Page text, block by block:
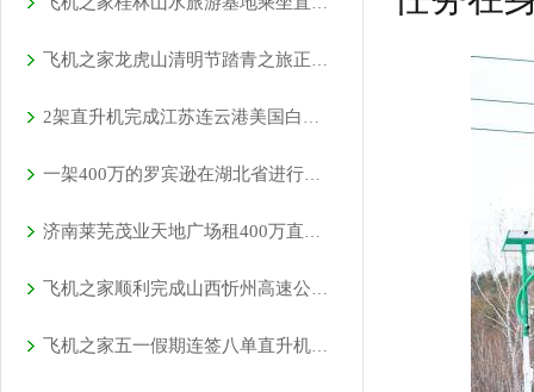
飞机之家龙虎山清明节踏青之旅正式开启
2架直升机完成江苏连云港美国白蛾防治
一架400万的罗宾逊在湖北省进行空中巡查
济南莱芜茂业天地广场租400万直升机进行商业庆典
飞机之家顺利完成山西忻州高速公路应急救援演练
飞机之家五一假期连签八单直升机合同